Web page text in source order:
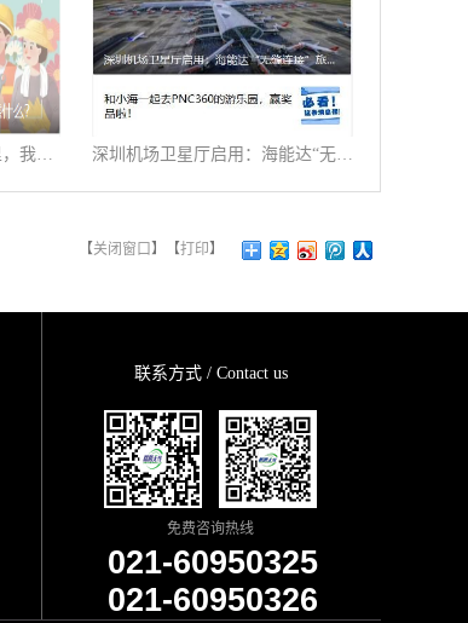
天天被警察哥哥捧在手心里，我到底靠什么？ 深圳机场卫星厅启用：海能达“无缝连接”旅客行程
【关闭窗口 】【打印】
联系方式 / Contact us
免费咨询热线
021-60950325
021-60950326